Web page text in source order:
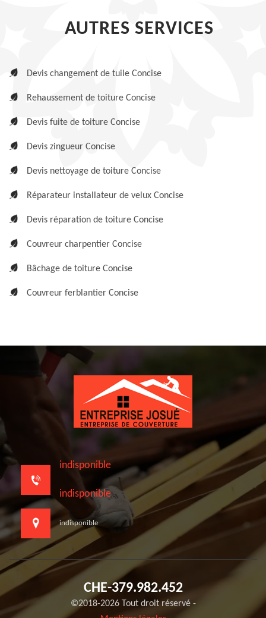
AUTRES SERVICES
Devis changement de tuile Concise
Rehaussement de toiture Concise
Devis fuite de toiture Concise
Devis zingueur Concise
Devis nettoyage de toiture Concise
Réparateur installateur de velux Concise
Devis réparation de toiture Concise
Couvreur charpentier Concise
Bâchage de toiture Concise
Couvreur ferblantier Concise
indisponible
indisponible
indisponible
CHE-379.982.452
©2018-2026 Tout droit réservé -